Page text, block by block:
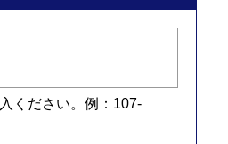
ください。例：107-